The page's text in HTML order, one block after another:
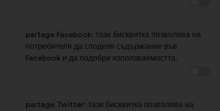
partage Facebook: тази бисквитка позволява на
потребителя да споделя съдържание във
Facebook и да подобри използваемостта.
partage Twitter: тази бисквитка позволява на